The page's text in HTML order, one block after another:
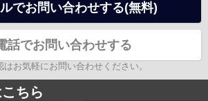
でお問い合わせする(無料)
話でお問い合わせする
はお気軽にお問い合わせください。
ちら